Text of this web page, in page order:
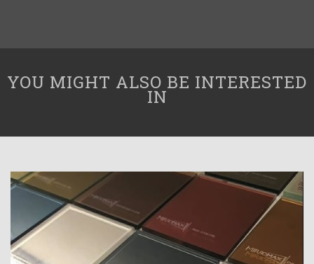
YOU MIGHT ALSO BE INTERESTED
IN